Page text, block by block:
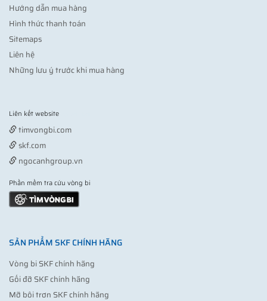
Hướng dẫn mua hàng
Hình thức thanh toán
Sitemaps
Liên hệ
Những lưu ý trước khi mua hàng
Liên kết website
timvongbi.com
skf.com
ngocanhgroup.vn
Phần mềm tra cứu vòng bi
SẢN PHẨM SKF CHÍNH HÃNG
Vòng bi SKF chính hãng
Gối đỡ SKF chính hãng
Mỡ bôi trơn SKF chính hãng